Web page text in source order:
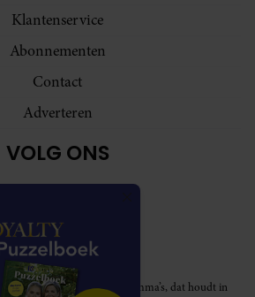
Klantenservice
Abonnementen
Contact
Adverteren
VOLG ONS
affiliate marketing programma’s, dat houdt in